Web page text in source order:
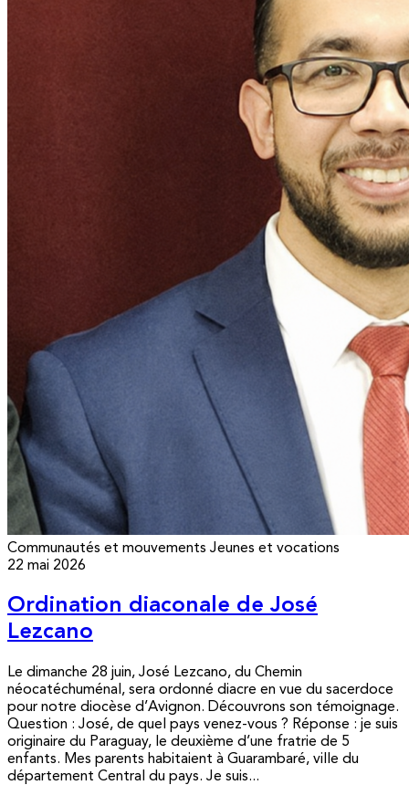
Communautés et mouvements Jeunes et vocations
22 mai 2026
Ordination diaconale de José
Lezcano
Le dimanche 28 juin, José Lezcano, du Chemin
néocatéchuménal, sera ordonné diacre en vue du sacerdoce
pour notre diocèse d’Avignon. Découvrons son témoignage.
Question : José, de quel pays venez-vous ? Réponse : je suis
originaire du Paraguay, le deuxième d’une fratrie de 5
enfants. Mes parents habitaient à Guarambaré, ville du
département Central du pays. Je suis...